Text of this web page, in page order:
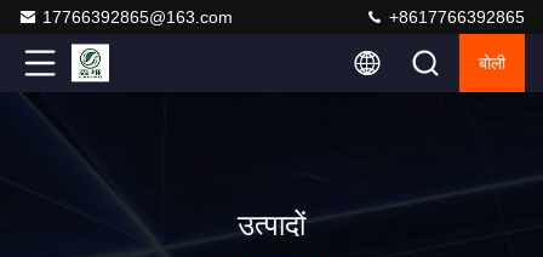
17766392865@163.com +8617766392865
बोली
उत्पादों